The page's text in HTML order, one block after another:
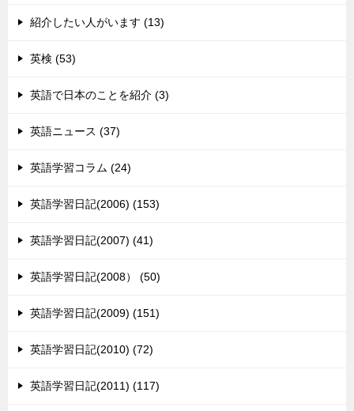
紹介したい人がいます (13)
英検 (53)
英語で日本のことを紹介 (3)
英語ニュース (37)
英語学習コラム (24)
英語学習日記(2006) (153)
英語学習日記(2007) (41)
英語学習日記(2008） (50)
英語学習日記(2009) (151)
英語学習日記(2010) (72)
英語学習日記(2011) (117)